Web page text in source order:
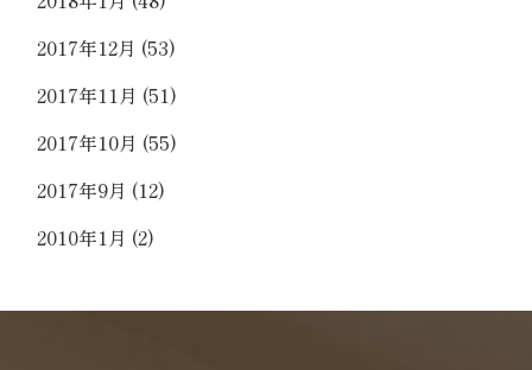
2017年12月 (53)
2017年11月 (51)
2017年10月 (55)
2017年9月 (12)
2010年1月 (2)